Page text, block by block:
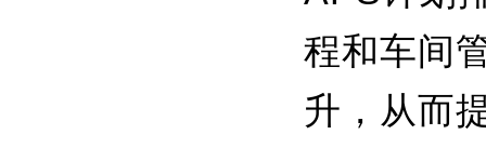
程和车间
升，从而